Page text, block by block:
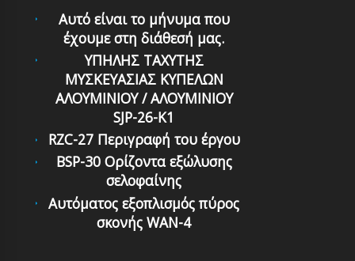
Αυτό είναι το μήνυμα που
έχουμε στη διάθεσή μας.
ΥΠΗΛΗΣ ΤΑΧΥΤΗΣ
ΜΥΣΚΕΥΑΣΙΑΣ ΚΥΠΕΛΩΝ
ΑΛΟΥΜΙΝΙΟΥ / ΑΛΟΥΜΙΝΙΟΥ
SJP-26-K1
RZC-27 Περιγραφή του έργου
BSP-30 Ορίζοντα εξώλυσης
σελοφαίνης
Αυτόματoς εξoπλισμός πύρoς
σκονής WAN-4